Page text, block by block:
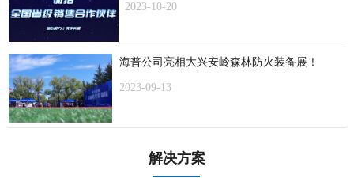
2023-10-20
海普公司亮相大兴安岭森林防火装备展！
2023-09-13
解决方案